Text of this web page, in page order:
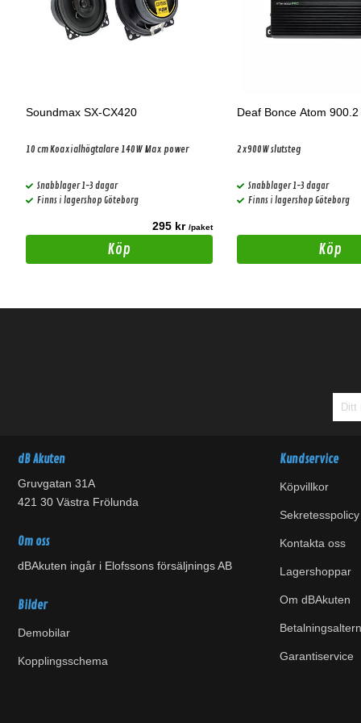
Soundmax SX-CX420
10 cm Koaxialhögtalare 140W Max power
Snabblager 1-3 dagar
Finns i lagershop Göteborg
295 kr /paket
Köp
Deaf Bonce Atom 900.2
2x900W slutsteg
Snabblager 1-3 dagar
Finns i lagershop Göteborg
Köp
dB Akuten
Gruvgatan 31A
421 30 Västra Frölunda
Om oss
dBAkuten ingår i Elofssons försäljnings AB
Bilder
Demobilar
Kopplingsschema
Kundservice
Köpvillkor
Sekretesspolicy
Kontakta oss
Lagershoppar
Om dBAkuten
Garantiservice